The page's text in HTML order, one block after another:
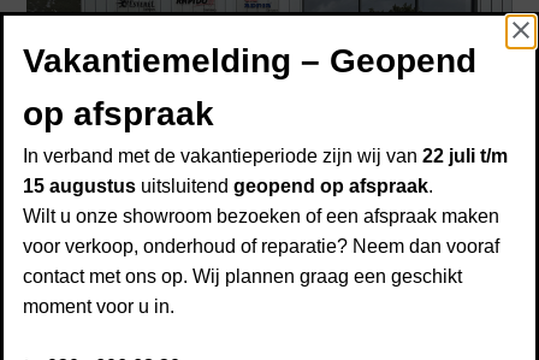
Caravans
Onderhoud
Over ons
Over Holtkamp de Wiers
Showroom
Financiering
Inruilen
Verzekering
Vakantiemelding – Geopend
op afspraak
In verband met de vakantieperiode zijn wij van 22 juli t/m
15 augustus uitsluitend geopend op afspraak.
Wilt u onze showroom bezoeken of een afspraak maken
voor verkoop, onderhoud of reparatie? Neem dan vooraf
contact met ons op. Wij plannen graag een geschikt
moment voor u in.